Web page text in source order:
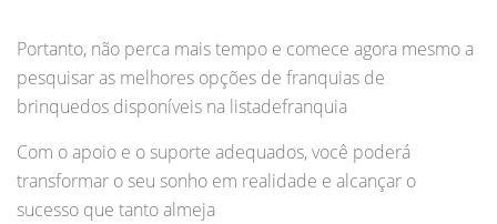
Portanto, não perca mais tempo e comece agora mesmo a
pesquisar as melhores opções de franquias de
brinquedos disponíveis na listadefranquia
Com o apoio e o suporte adequados, você poderá
transformar o seu sonho em realidade e alcançar o
sucesso que tanto almeja